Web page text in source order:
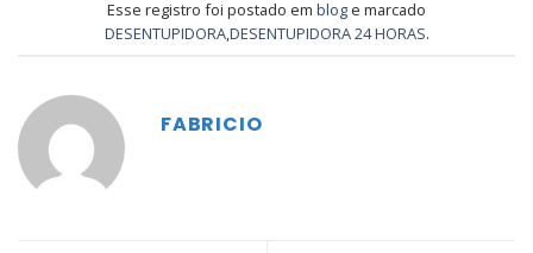
Esse registro foi postado em blog e marcado
DESENTUPIDORA,DESENTUPIDORA 24 HORAS.
FABRICIO